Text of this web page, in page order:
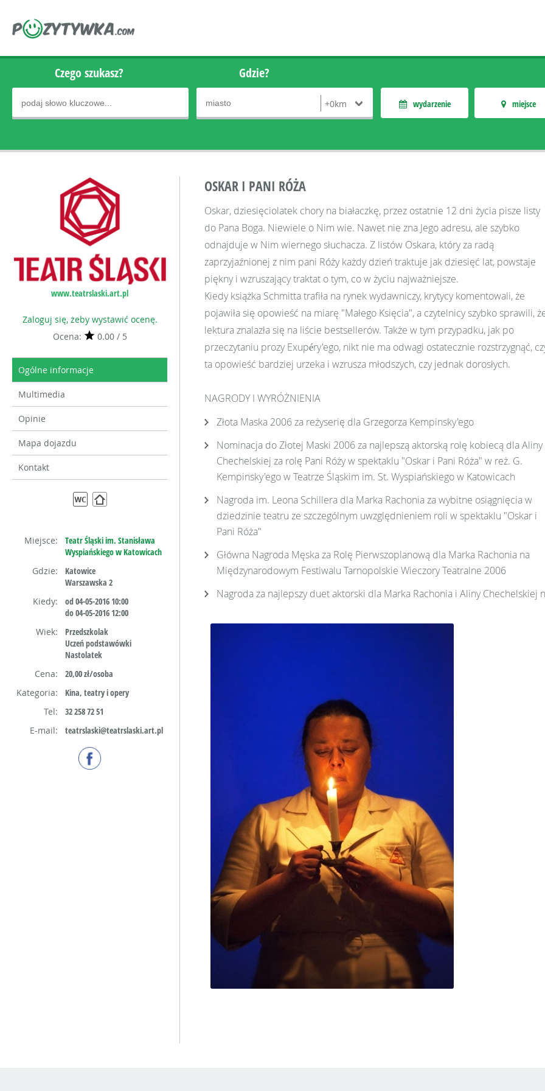
Czego szukasz? Gdzie?
wydarzenie miejsce
www.teatrslaski.art.pl
Zaloguj się, żeby wystawić ocenę.
Ocena:
0.00 / 5
Ogólne informacje
Multimedia
Opinie
Mapa dojazdu
Kontakt
Miejsce:
Teatr Śląski im. Stanisława
Wyspiańskiego w Katowicach
Gdzie:
Katowice
Warszawska 2
Kiedy:
od 04-05-2016 10:00
do 04-05-2016 12:00
Wiek:
Przedszkolak
Uczeń podstawówki
Nastolatek
Cena:
20,00 zł/osoba
Kategoria:
Kina, teatry i opery
Tel:
32 258 72 51
E-mail:
teatrslaski@teatrslaski.art.pl
OSKAR I PANI RÓŻA
Oskar, dziesięciolatek chory na białaczkę, przez ostatnie 12 dni życia pisze listy
do Pana Boga. Niewiele o Nim wie. Nawet nie zna Jego adresu, ale szybko
odnajduje w Nim wiernego słuchacza. Z listów Oskara, który za radą
zaprzyjaźnionej z nim pani Róży każdy dzień traktuje jak dziesięć lat, powstaje
piękny i wzruszający traktat o tym, co w życiu najważniejsze.
Kiedy książka Schmitta trafiła na rynek wydawniczy, krytycy komentowali, że
pojawiła się opowieść na miarę "Małego Księcia", a czytelnicy szybko sprawili,
lektura znalazła się na liście bestsellerów. Także w tym przypadku, jak po
przeczytaniu prozy Exupéry'ego, nikt nie ma odwagi ostatecznie rozstrzygnąć,
ta opowieść bardziej urzeka i wzrusza młodszych, czy jednak dorosłych.
NAGRODY I WYRÓŻNIENIA
Złota Maska 2006 za reżyserię dla Grzegorza Kempinsky'ego
Nominacja do Złotej Maski 2006 za najlepszą aktorską rolę kobiecą dla Aliny
Chechelskiej za rolę Pani Róży w spektaklu "Oskar i Pani Róża" w reż. G.
Kempinsky'ego w Teatrze Śląskim im. St. Wyspiańskiego w Katowicach
Nagroda im. Leona Schillera dla Marka Rachonia za wybitne osiągnięcia w
dziedzinie teatru ze szczególnym uwzględnieniem roli w spektaklu "Oskar i
Pani Róża"
Główna Nagroda Męska za Rolę Pierwszoplanową dla Marka Rachonia na
Międzynarodowym Festiwalu Tarnopolskie Wieczory Teatralne 2006
Nagroda za najlepszy duet aktorski dla Marka Rachonia i Aliny Chechelskiej